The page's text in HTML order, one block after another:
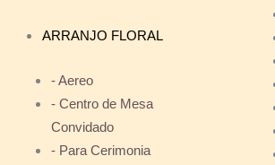
ARRANJO FLORAL
- Aereo
- Centro de Mesa
Convidado
- Para Cerimonia